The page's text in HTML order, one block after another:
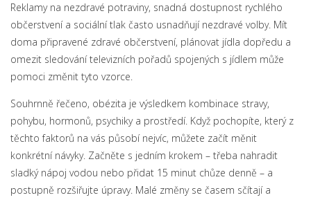
Reklamy na nezdravé potraviny, snadná dostupnost rychlého
občerstvení a sociální tlak často usnadňují nezdravé volby. Mít
doma připravené zdravé občerstvení, plánovat jídla dopředu a
omezit sledování televizních pořadů spojených s jídlem může
pomoci změnit tyto vzorce.
Souhrnně řečeno, obézita je výsledkem kombinace stravy,
pohybu, hormonů, psychiky a prostředí. Když pochopíte, který z
těchto faktorů na vás působí nejvíc, můžete začít měnit
konkrétní návyky. Začněte s jedním krokem – třeba nahradit
sladký nápoj vodou nebo přidat 15 minut chůze denně – a
postupně rozšiřujte úpravy. Malé změny se časem sčítají a